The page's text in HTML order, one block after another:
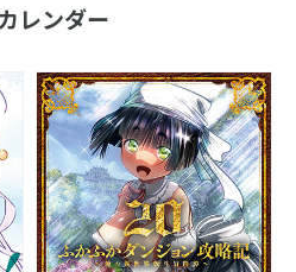
レンダー